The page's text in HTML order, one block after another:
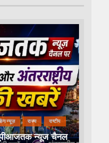
न्यूज़ राज्य राष्टीय
न्यूज चैनल